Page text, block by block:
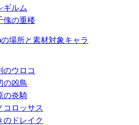
ギルム
傀の重楼
場所と素材対象キャラ
のウロコ
の凶鳥
の炎騎
コロッサス
のドレイク